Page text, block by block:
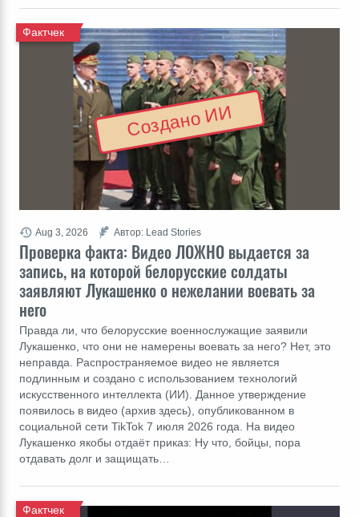
Проверка факта: Видео ЛОЖНО выдается за
запись, на которой белорусские солдаты
заявляют Лукашенко о нежелании воевать за
него
Фактчек
Правда ли, что белорусские военнослужащие заявили
Лукашенко, что они не намерены воевать за него? Нет, это
неправда. Распространяемое видео не является
подлинным и создано с использованием технологий
искусственного интеллекта (ИИ). Данное утверждение
появилось в видео (архив здесь), опубликованном в
социальной сети TikTok 7 июля 2026 года. На видео
Лукашенко якобы отдаёт приказ: Ну что, бойцы, пора
отдавать долг и защищать…
Aug 3, 2026 Автор: Lead Stories
Создано ИИ
Фактчек